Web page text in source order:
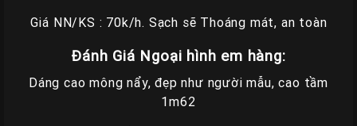
Giá NN/KS : 70k/h. Sạch sẽ Thoáng mát, an toàn
Đánh Giá Ngoại hình em hàng:
Dáng cao mông nẩy, đẹp như người mẫu, cao tầm
1m62